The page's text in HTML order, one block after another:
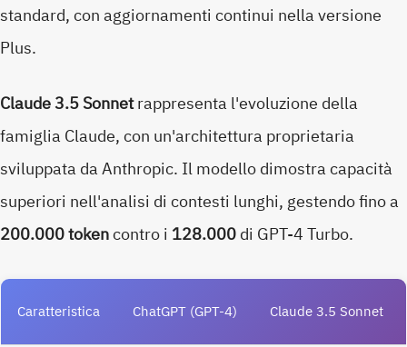
standard, con aggiornamenti continui nella versione
Plus.
Claude 3.5 Sonnetrappresenta l'evoluzione della
famiglia Claude, con un'architettura proprietaria
sviluppata da Anthropic. Il modello dimostra capacità
superiori nell'analisi di contesti lunghi, gestendo fino a
200.000 tokencontro i 128.000di GPT-4 Turbo.
Caratteristica ChatGPT (GPT-4) Claude 3.5 Sonnet